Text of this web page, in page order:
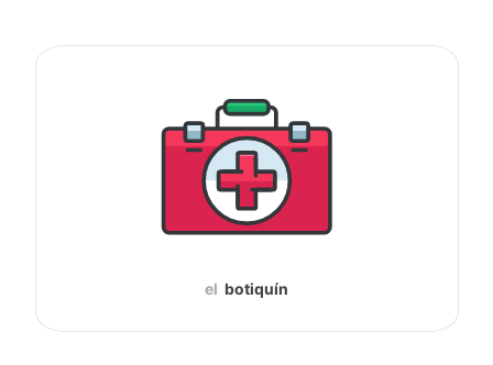
el botiquín